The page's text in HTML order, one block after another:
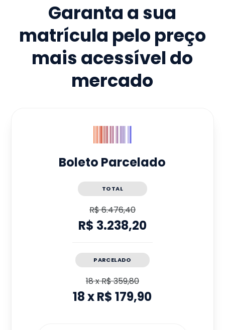
Garanta a sua
matrícula pelo preço
mais acessível do
mercado
Boleto Parcelado
TOTAL
R$ 6.476,40
R$ 3.238,20
PARCELADO
18xR$ 359,80
18xR$ 179,90